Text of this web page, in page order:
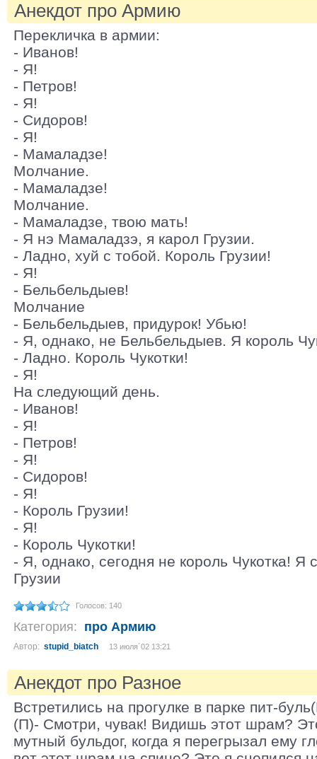
Анекдот про Армию
Перекличка в армии:
- Иванов!
- Я!
- Петров!
- Я!
- Сидоров!
- Я!
- Мамаладзе!
Молчание.
- Мамаладзе!
Молчание.
- Мамаладзе, твою мать!
- Я нэ Мамаладзэ, я карол Грузии.
- Ладно, хуй с тобой. Король Грузии!
- Я!
- Бельбельдыев!
Молчание
- Бельбельдыев, придурок! Убью!
- Я, однако, не Бельбельдыев. Я король
- Ладно. Король Чукотки!
- Я!
На следующий день.
- Иванов!
- Я!
- Петров!
- Я!
- Сидоров!
- Я!
- Король Грузии!
- Я!
- Король Чукотки!
- Я, однако, сегодня не король Чукотка! Я
Грузии
Голосов: 140
Категория: про Армию
Автор: stupid_biatch 13 июля´02 13:21
Анекдот про Разное
Встретились на прогулке в парке пит-
(П)- Смотри, чувак! Видишь этот шрам?
мутный бульдог, когда я перегрызал ему